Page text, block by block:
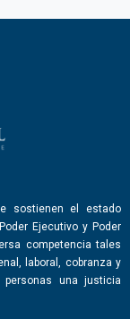
sostienen el estado
Ejecutivo y Poder
competencia tales
laboral, cobranza y
una justicia